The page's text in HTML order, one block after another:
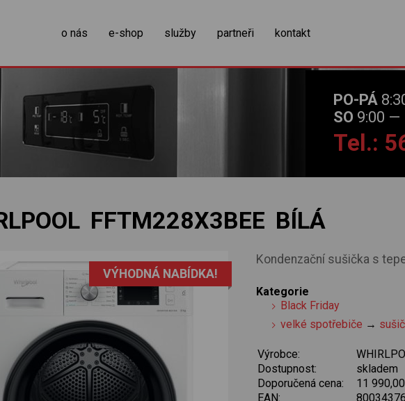
o nás e-shop služby partneři kontakt
zobrazit obsah košíku
PO-PÁ
SO 9:00 —
Tel.:
FFTM228X3BEE BÍLÁ
Kondenzační sušička s
Kategorie
Black Friday
velké spotřebiče →
Výrobce:
Dostupnost:
skladem
Doporučená cena:
11
EAN:
VÝHODNÁ NABÍDKA!